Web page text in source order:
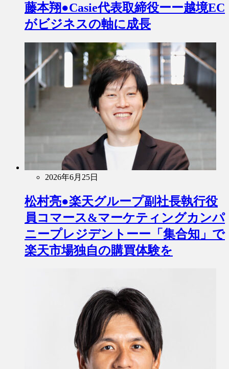
藤本翔●Casie代表取締役ーー越境EC
がビジネスの軸に成長
2026年6月25日
松村亮●楽天グループ副社長執行役
員コマース&マーケティングカンパ
ニープレジデントーー「集合知」で
楽天市場独自の購買体験を